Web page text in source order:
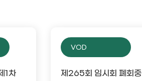
1차
VOD
제265회 임시회 폐회중